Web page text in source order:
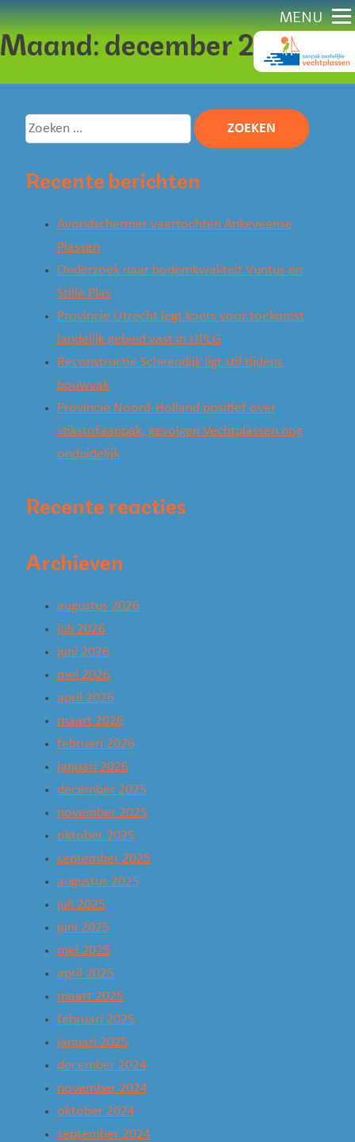
naar
content
MENU
Maand:december 2023
Zoeken
naar:
Recente berichten
Avondschermer vaartochten Ankeveense
Plassen
Onderzoek naar bodemkwaliteit Vuntus en
Stille Plas
Provincie Utrecht legt koers voor toekomst
landelijk gebied vast in UPLG
Reconstructie Scheendijk ligt stil tijdens
bouwvak
Provincie Noord-Holland positief over
stikstofaanpak, gevolgen Vechtplassen nog
onduidelijk
Recente reacties
Archieven
augustus 2026
juli 2026
juni 2026
mei 2026
april 2026
maart 2026
februari 2026
januari 2026
december 2025
november 2025
oktober 2025
september 2025
augustus 2025
juli 2025
juni 2025
mei 2025
april 2025
maart 2025
februari 2025
januari 2025
december 2024
november 2024
oktober 2024
september 2024